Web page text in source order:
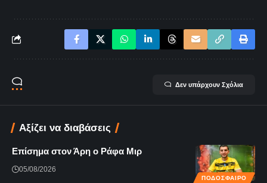
Δεν υπάρχουν Σχόλια
Αξίζει να διαβάσεις
ΠΟΔΟΣΦΑΙΡΟ
Επίσημα στον Άρη ο Ράφα Μιρ
05/08/2026